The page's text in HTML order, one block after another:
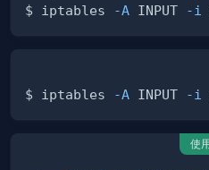
$ iptables
-A INPUT -i
$ iptables -A INPUT -i
使